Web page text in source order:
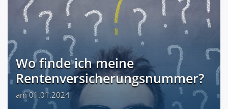
Wo finde ich meine
Rentenversicherungsnummer?
am 01.01.2024